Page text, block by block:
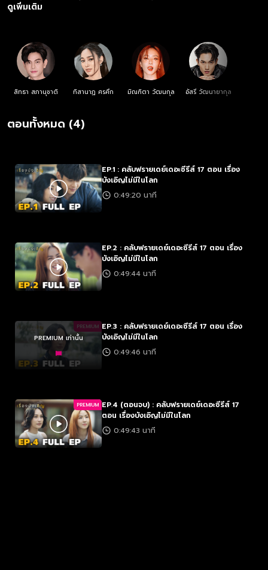
บังเอิญแรกพบ ผู้ชายคนนั้นกลับพัฒนาความสัมพันธ์ต่อ เขาเริ่มตามจีบ
ว่า...ผู้ชายคนนี้อาจไม่ใช่แค่ความบังเอิญ แต่คือพรหมลิขิต ที่เธอเฝ้ารอ
คอยมาตลอดทั้งชีวิต!
ดูเพิ่มเติม
สิทธา สภานุชาติ ทิสานาฏ ศรศึก มิณฑิตา วัฒนกุล อัสรี วัฒนายากุล
ตอนทั้งหมด (4)
EP.1 : คลับฟรายเดย์เดอะซีรีส์ 17 ตอน เรื่อง
บังเอิญไม่มีในโลก
0:49:20 นาที
EP.2 : คลับฟรายเดย์เดอะซีรีส์ 17 ตอน เรื่อง
บังเอิญไม่มีในโลก
0:49:44 นาที
PREMIUM
PREMIUM เท่านั้น
EP.3 : คลับฟรายเดย์เดอะซีรีส์ 17 ตอน เรื่อง
บังเอิญไม่มีในโลก
0:49:46 นาที
PREMIUM EP.4 (ตอนจบ) : คลับฟรายเดย์เดอะซีรีส์ 17
ตอน เรื่องบังเอิญไม่มีในโลก
0:49:43 นาที